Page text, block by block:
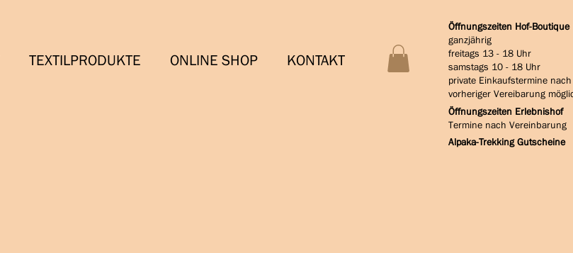
TEXTILPRODUKTE ONLINE SHOP KONTAKT
Öffnungszeiten Hof-Boutique
ganzjährig
freitags 13 - 18 Uhr
samstags 10 - 18 Uhr
private Einkaufstermine nach
vorheriger Vereibarung
Öffnungszeiten Erlebnishof
Termine nach Vereinbarung
Alpaka-Trekking Gutscheine